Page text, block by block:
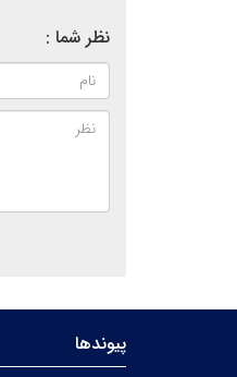
نظر شما :
پیوندها